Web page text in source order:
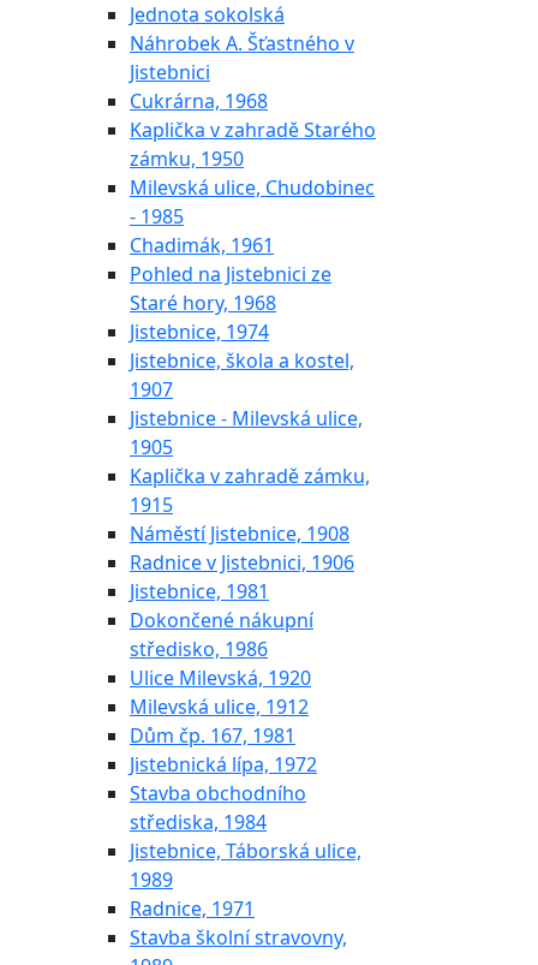
Jednota sokolská
Náhrobek A. Šťastného v
Jistebnici
Cukrárna, 1968
Kaplička v zahradě Starého
zámku, 1950
Milevská ulice, Chudobinec
- 1985
Chadimák, 1961
Pohled na Jistebnici ze
Staré hory, 1968
Jistebnice, 1974
Jistebnice, škola a kostel,
1907
Jistebnice - Milevská ulice,
1905
Kaplička v zahradě zámku,
1915
Náměstí Jistebnice, 1908
Radnice v Jistebnici, 1906
Jistebnice, 1981
Dokončené nákupní
středisko, 1986
Ulice Milevská, 1920
Milevská ulice, 1912
Dům čp. 167, 1981
Jistebnická lípa, 1972
Stavba obchodního
střediska, 1984
Jistebnice, Táborská ulice,
1989
Radnice, 1971
Stavba školní stravovny,